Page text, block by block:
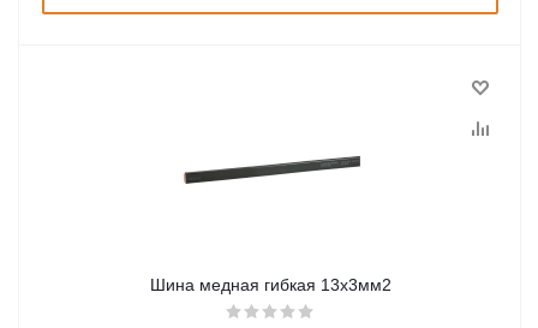
Шина медная гибкая 13х3мм2